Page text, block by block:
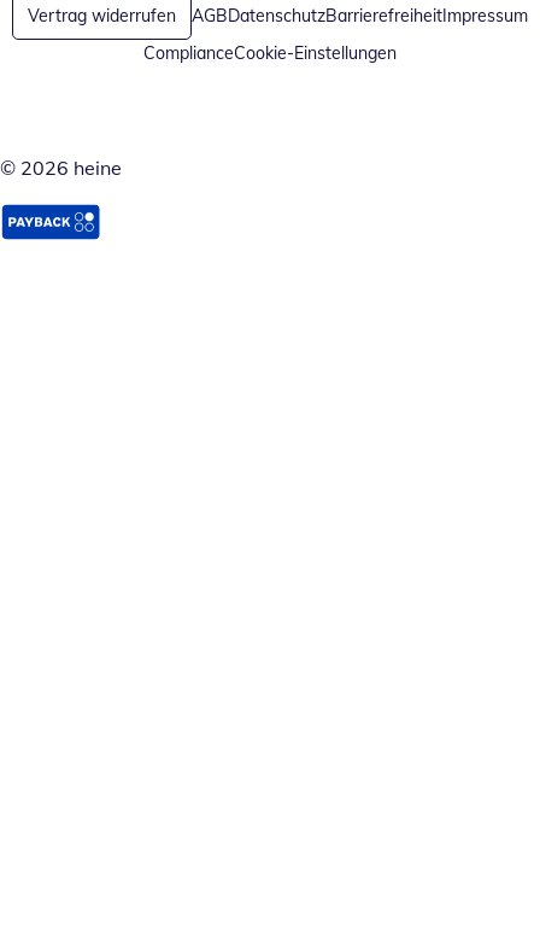
Vertrag widerrufen AGBDatenschutzBarrierefreiheitImpressum
ComplianceCookie-Einstellungen
© 2026 heine